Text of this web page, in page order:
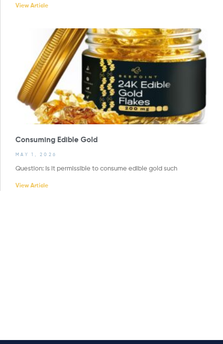
View Article
Consuming Edible Gold
MAY 1, 2026
Question: Is it permissible to consume edible gold such
View Article